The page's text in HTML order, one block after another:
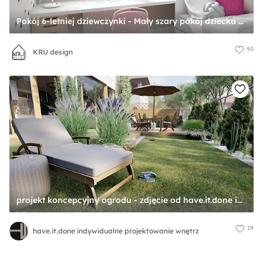
Pokój 6-letniej dziewczynki - Mały szary pokój dziecka dla dziecka dla dziewczynki, styl skandynawski - zdjęcie od KRU design
KRU design 90
projekt koncepcyjny ogrodu - zdjęcie od have.it.done indywidualne projektowanie wnętrz
have.it.done indywidualne projektowanie wnętrz 19